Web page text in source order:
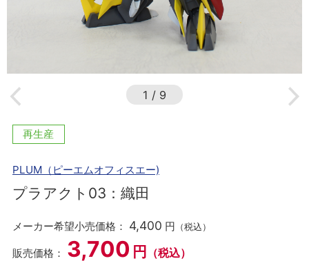
1 / 9
再生産
PLUM（ピーエムオフィスエー)
プラアクト03：織田
メーカー希望小売価格： 4,400 円 （税込）
販売価格： 3,700 円 （税込）